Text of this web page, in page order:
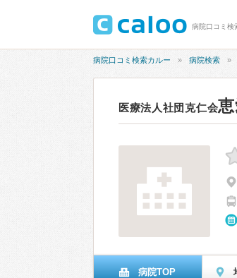
病院口コミ検
病院口コミ検索カルー 病院検索
医療法人社団克仁会
病院TOP